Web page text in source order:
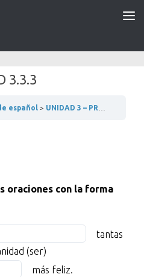
3.3.3
español UNIDAD 3 – PROBLEMAS DE LA HUMANIDAD
oraciones con la forma
tantas
(ser)
in
más feliz.